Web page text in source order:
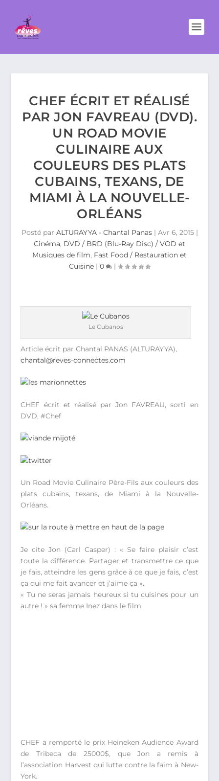
CHEF ÉCRIT ET RÉALISÉ
PAR JON FAVREAU (DVD).
UN ROAD MOVIE
CULINAIRE AUX
COULEURS DES PLATS
CUBAINS, TEXANS, DE
MIAMI À LA NOUVELLE-
ORLÉANS
Posté par ALTURAYYA - Chantal Panas| Avr 6, 2015|
Cinéma, DVD / BRD (Blu-Ray Disc) / VOD et
Musiques de film, Fast Food / Restauration et
Cuisine | 0 |
Le Cubanos
Article écrit par Chantal PANAS (ALTURAYYA),
chantal@reves-connectes.com
CHEF écrit et réalisé par Jon FAVREAU, sorti en
DVD, #Chef
Un Road Movie Culinaire Père-Fils aux couleurs des
plats cubains, texans, de Miami à la Nouvelle-
Orléans.
Je cite Jon (Carl Casper) : « Se faire plaisir c’est
toute la différence. Partager et transmettre ce que
je fais, atteindre les gens grâce à ce que je fais, c’est
ça qui me fait avancer et j’aime ça ».
« Tu ne seras jamais heureux si tu cuisines pour un
autre ! » sa femme Inez dans le film.
CHEF a remporté le prix Heineken Audience Award
de Tribeca de 25000$, que Jon a remis à
l’association Harvest qui lutte contre la faim à New-
York.